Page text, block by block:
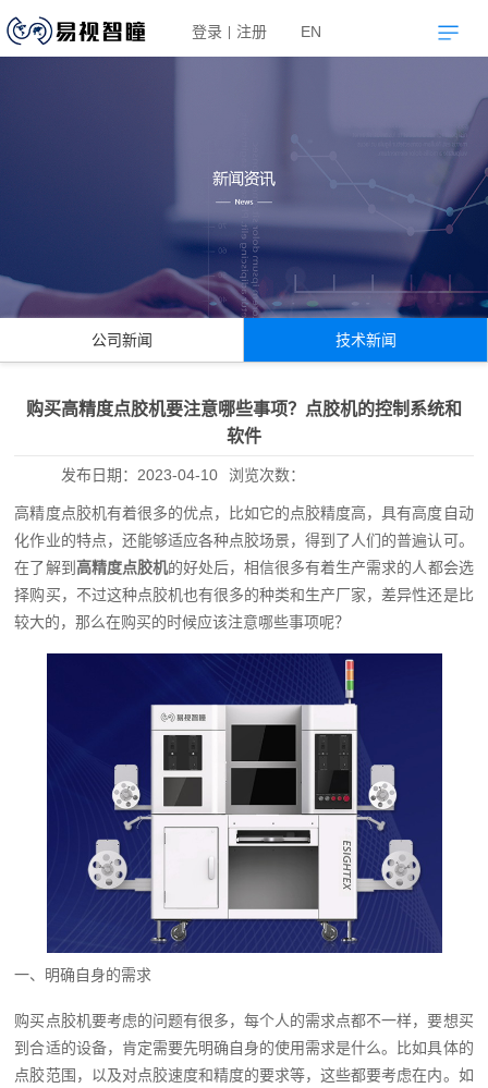
登录 注册 EN
公司新闻 技术新闻
购买高精度点胶机要注意哪些事项？点胶机的控制系统和
软件
发布日期： 2023-04-10 浏览次数：
高精度点胶机有着很多的优点，比如它的点胶精度高，具有高度自动
化作业的特点，还能够适应各种点胶场景，得到了人们的普遍认可。
在了解到高精度点胶机的好处后，相信很多有着生产需求的人都会选
择购买，不过这种点胶机也有很多的种类和生产厂家，差异性还是比
较大的，那么在购买的时候应该注意哪些事项呢？
一、明确自身的需求
购买点胶机要考虑的问题有很多，每个人的需求点都不一样，要想买
到合适的设备，肯定需要先明确自身的使用需求是什么。比如具体的
点胶范围，以及对点胶速度和精度的要求等，这些都要考虑在内。如